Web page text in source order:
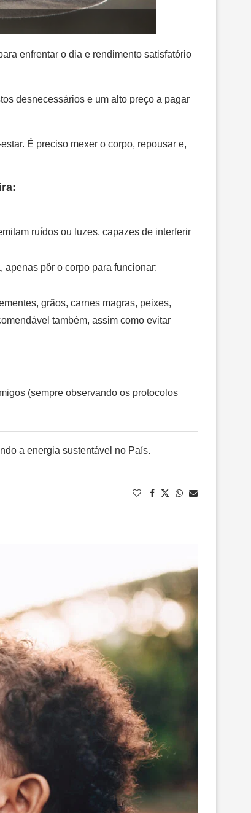
enfrentar o dia e rendimento satisfatório
desnecessários e um alto preço a pagar
É preciso mexer o corpo, repousar e,
ruídos ou luzes, capazes de interferir
pôr o corpo para funcionar:
grãos, carnes magras, peixes,
também, assim como evitar
(sempre observando os protocolos
a energia sustentável no País.